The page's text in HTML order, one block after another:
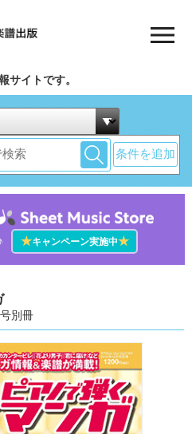
サイトです。
条件を追加
★キャンペーン実施中★
別冊